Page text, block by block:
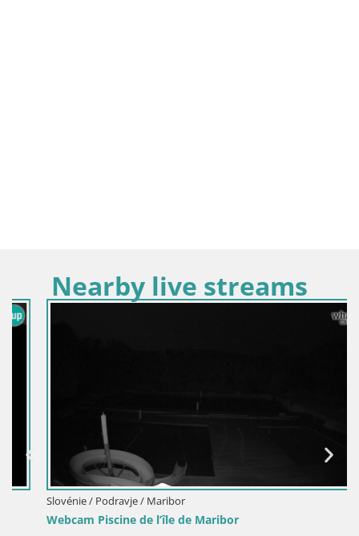
Nearby live streams
Slovénie / Podravje / Maribor
Webcam Piscine de l’île de Maribor